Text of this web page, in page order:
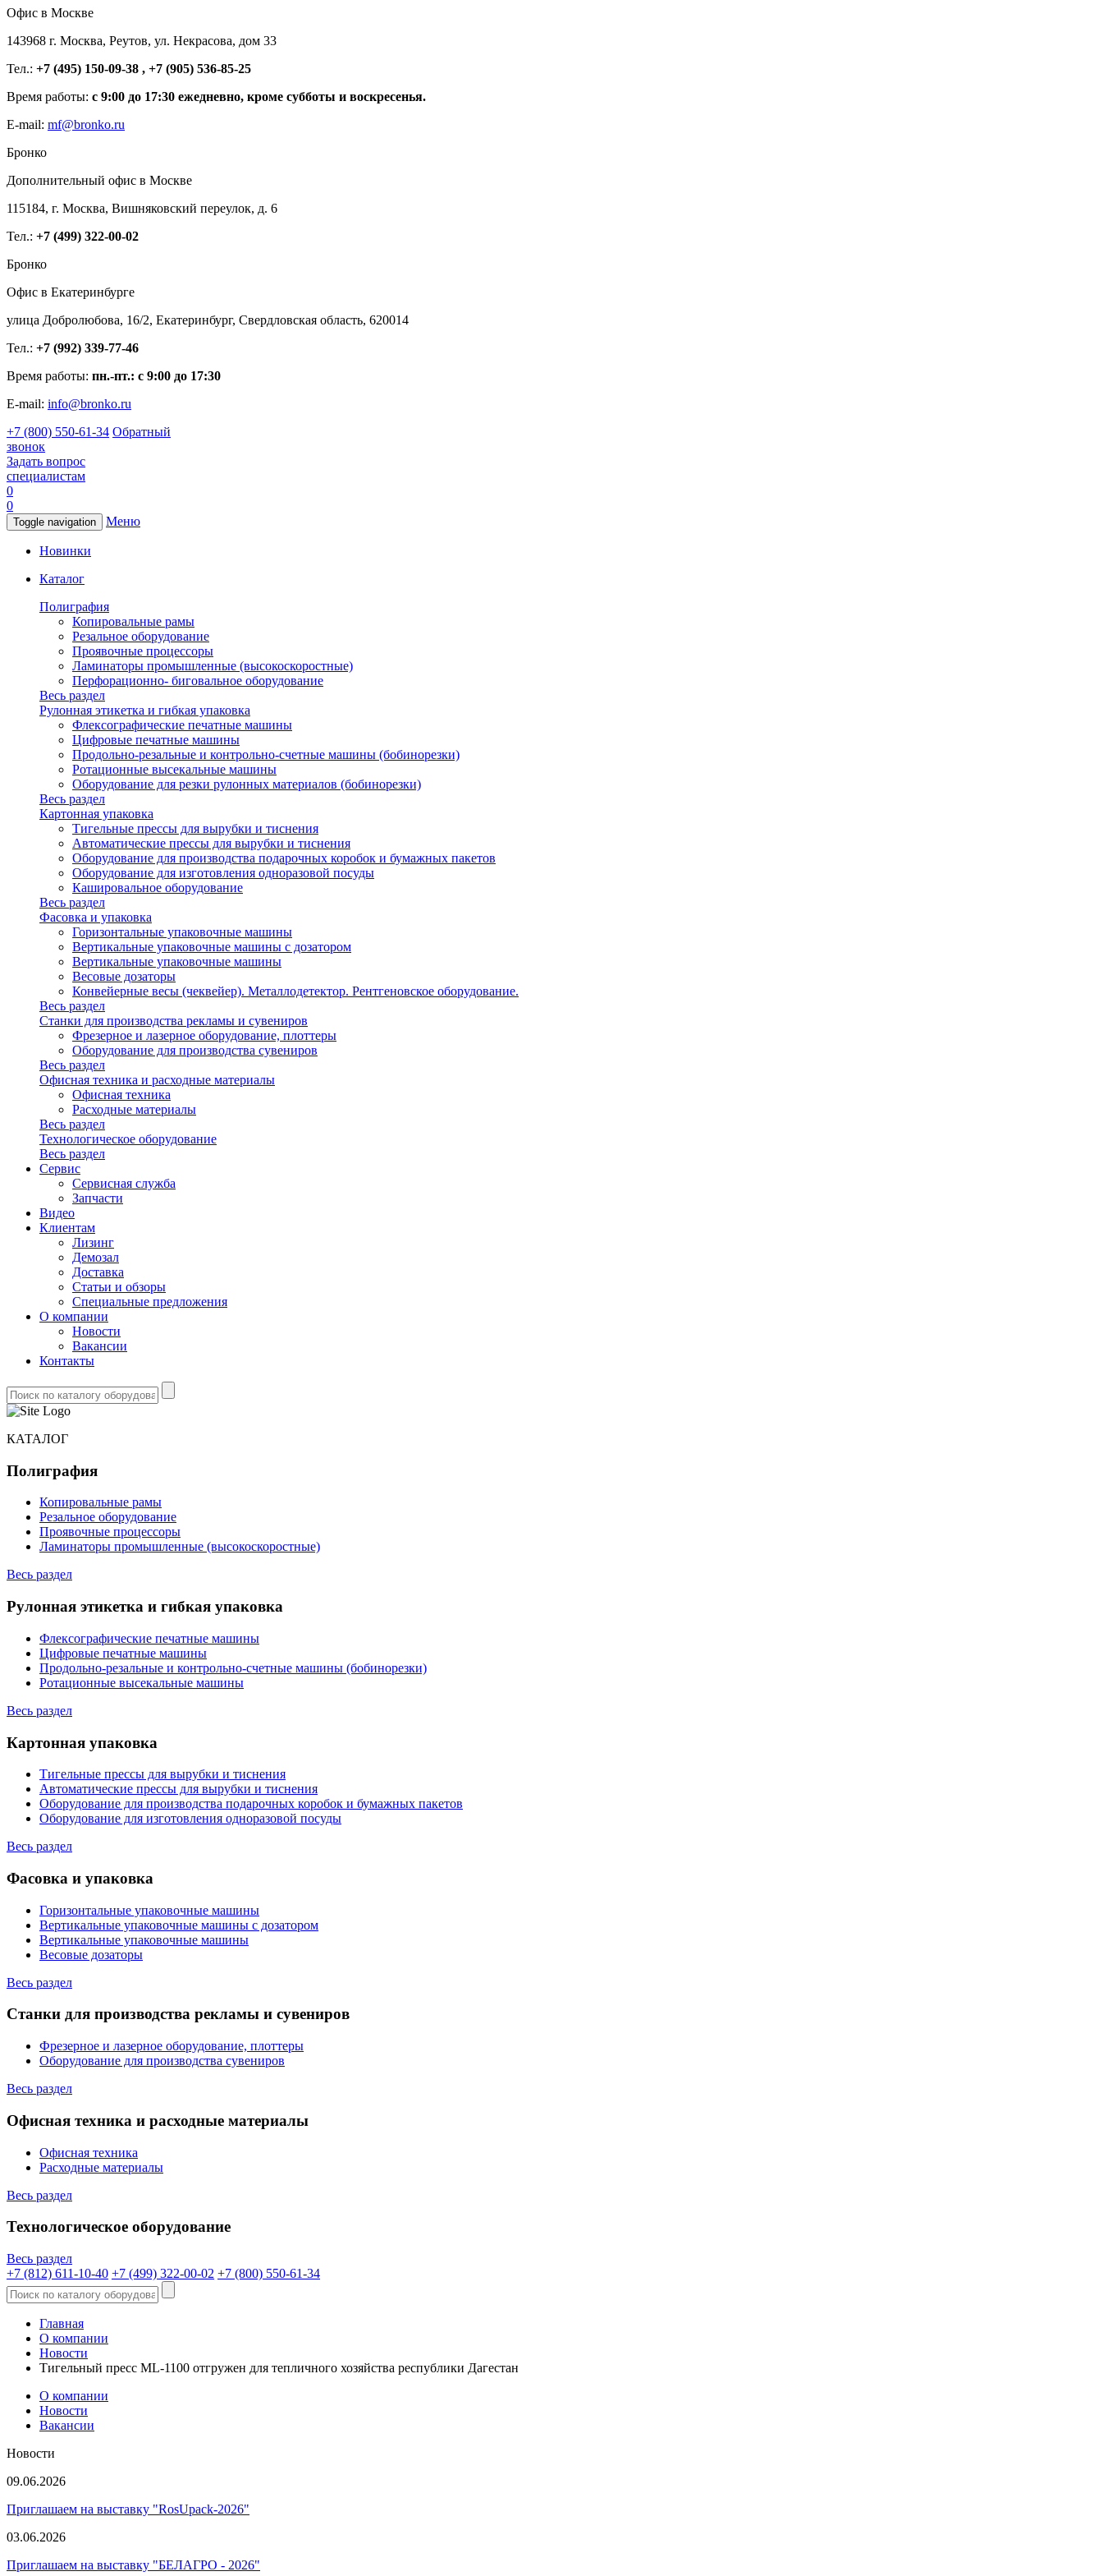
Офис в Москве
143968 г. Москва, Реутов, ул. Некрасова, дом 33
Тел.: +7 (495) 150-09-38 , +7 (905) 536-85-25
Время работы: с 9:00 до 17:30 ежедневно, кроме субботы и воскресенья.
E-mail: mf@bronko.ru
Бронко
Дополнительный офис в Москве
115184, г. Москва, Вишняковский переулок, д. 6
Тел.: +7 (499) 322-00-02
Бронко
Офис в Екатеринбурге
улица Добролюбова, 16/2, Екатеринбург, Свердловская область, 620014
Тел.: +7 (992) 339-77-46
Время работы: пн.-пт.: с 9:00 до 17:30
E-mail: info@bronko.ru
+7 (800) 550-61-34 Обратный
звонок
Задать вопрос
специалистам
0
0
Toggle navigation Меню
Новинки
Каталог
Полиграфия
Копировальные рамы
Резальное оборудование
Проявочные процессоры
Ламинаторы промышленные (высокоскоростные)
Перфорационно- биговальное оборудование
Весь раздел
Рулонная этикетка и гибкая упаковка
Флексографические печатные машины
Цифровые печатные машины
Продольно-резальные и контрольно-счетные машины (бобинорезки)
Ротационные высекальные машины
Оборудование для резки рулонных материалов (бобинорезки)
Весь раздел
Картонная упаковка
Тигельные прессы для вырубки и тиснения
Автоматические прессы для вырубки и тиснения
Оборудование для производства подарочных коробок и бумажных пакетов
Оборудование для изготовления одноразовой посуды
Кашировальное оборудование
Весь раздел
Фасовка и упаковка
Горизонтальные упаковочные машины
Вертикальные упаковочные машины с дозатором
Вертикальные упаковочные машины
Весовые дозаторы
Конвейерные весы (чеквейер). Металлодетектор. Рентгеновское оборудование.
Весь раздел
Станки для производства рекламы и сувениров
Фрезерное и лазерное оборудование, плоттеры
Оборудование для производства сувениров
Весь раздел
Офисная техника и расходные материалы
Офисная техника
Расходные материалы
Весь раздел
Технологическое оборудование
Весь раздел
Сервис
Сервисная служба
Запчасти
Видео
Клиентам
Лизинг
Демозал
Доставка
Статьи и обзоры
Специальные предложения
О компании
Новости
Вакансии
Контакты
КАТАЛОГ
Полиграфия
Копировальные рамы
Резальное оборудование
Проявочные процессоры
Ламинаторы промышленные (высокоскоростные)
Весь раздел
Рулонная этикетка и гибкая упаковка
Флексографические печатные машины
Цифровые печатные машины
Продольно-резальные и контрольно-счетные машины (бобинорезки)
Ротационные высекальные машины
Весь раздел
Картонная упаковка
Тигельные прессы для вырубки и тиснения
Автоматические прессы для вырубки и тиснения
Оборудование для производства подарочных коробок и бумажных пакетов
Оборудование для изготовления одноразовой посуды
Весь раздел
Фасовка и упаковка
Горизонтальные упаковочные машины
Вертикальные упаковочные машины с дозатором
Вертикальные упаковочные машины
Весовые дозаторы
Весь раздел
Станки для производства рекламы и сувениров
Фрезерное и лазерное оборудование, плоттеры
Оборудование для производства сувениров
Весь раздел
Офисная техника и расходные материалы
Офисная техника
Расходные материалы
Весь раздел
Технологическое оборудование
Весь раздел
+7 (812) 611-10-40 +7 (499) 322-00-02 +7 (800) 550-61-34
Главная
О компании
Новости
Тигельный пресс ML-1100 отгружен для тепличного хозяйства республики Дагестан
О компании
Новости
Вакансии
Новости
09.06.2026
Приглашаем на выставку "RosUpack-2026"
03.06.2026
Приглашаем на выставку "БЕЛАГРО - 2026"